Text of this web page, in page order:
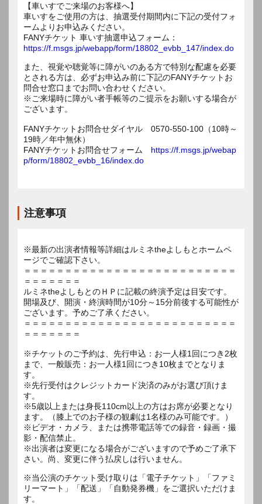
【車いすでご来場のお客様へ】
車いすをご使用の方は、抽選受付期間内に下記の受付フォ
ームよりお申込みください。
FANYチケット 車いす抽選申込フォーム：
https://f.msgs.jp/webapp/form/18802_evbb_147/index.do
また、視覚や聴覚等に障がいのある方で特別な配慮を必要
とされる方は、必ずお申込み前に下記のFANYチケットお
問合せ窓口までお問い合わせください。
※ご来場時に障がい者手帳等のご提示をお願いする場合が
ございます。
FANYチケットお問合せダイヤル 0570-550-100（10時～
19時／年中無休）
FANYチケットお問合せフォーム https://f.msgs.jp/webap
p/form/18802_evbb_16/index.do
注意事項
※最新の出演者情報等詳細はルミネtheよしもとホームペ
ージでご確認下さい。
＝＝＝＝＝＝＝＝＝＝＝＝＝＝＝＝＝＝＝＝＝＝＝＝＝＝
＝＝＝＝＝＝＝
ルミネtheよしもとのＨＰに記載の終演予定は目安です。
開場及び、開演・終演時間が10分～15分前後する可能性が
ございます。予めご了承ください。
＝＝＝＝＝＝＝＝＝＝＝＝＝＝＝＝＝＝＝＝＝＝＝＝＝＝
＝＝＝＝＝＝＝
※チケットのご予約は、先行申込：お一人様1回につき2枚
まで、一般販売：お一人様1回につき10枚までとなりま
す。
※先行受付はクレジットカード決済のみがお選び頂けま
す。
※5歳以上または身長110cm以上の方はお席が必要となり
ます。（膝上でのお子様の観劇は1名様のみ可能です。）
※ビデオ・カメラ、または携帯電話等での録音・録画・撮
影・配信禁止。
※出演者は変更になる場合がございますので予めご了承下
さい。尚、変更に伴う払戻しは行いません。
※当公演のチケット受け取りは「電子チケット」「ファミ
リーマート」「配送」「自動発券機」をご選択いただけま
す。